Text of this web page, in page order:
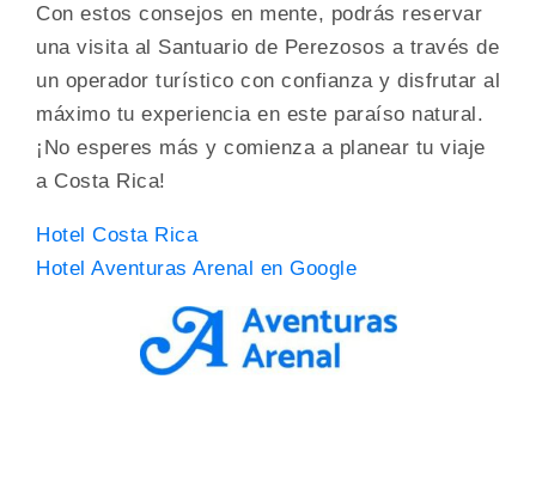
Con estos consejos en mente, podrás reservar
una visita al Santuario de Perezosos a través de
un operador turístico con confianza y disfrutar al
máximo tu experiencia en este paraíso natural.
¡No esperes más y comienza a planear tu viaje
a Costa Rica!
Hotel Costa Rica
Hotel Aventuras Arenal en Google